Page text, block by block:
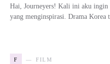
Hai, Journeyers! Kali ini aku ingin
yang menginspirasi. Drama Korea
F FILM